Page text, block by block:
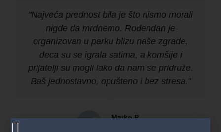
"Najveća prednost bila je što nismo morali
nigde da mrdnemo. Rođendan je
organizovan u parku blizu naše zgrade,
deca su se igrala satima, a komšije i
prijatelji su mogli lako da nam se pridruže.
Baš jednostavno, opušteno i bez stresa."
Marko R.